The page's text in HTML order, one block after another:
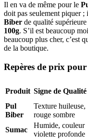
Il en va de même pour le
doit pas seulement piquer
Biber de qualité
100g. S’il est beaucoup
beaucoup plus cher, c’est
de la boutique.
Repères de prix pour
Produit Signe de Qualité
Pul
Biber
Texture huileuse,
rouge sombre
Sumac
Humide, couleur
violette profonde